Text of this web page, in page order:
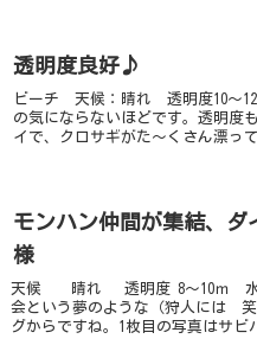
透明度良好♪
ビーチ 天候：晴れ 透明度10～
の気にならないほどです。透明度
イで、クロサギがた～くさん漂っ
モンハン仲間が集結、
様
天候 晴れ 透明度 8～10ｍ 水温
会という夢のような（狩人には
グからですね。1枚目の写真はサ